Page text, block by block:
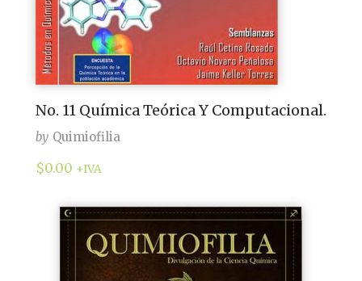
No. 11 Química Teórica Y Computacional.
by Quimiofilia
$0.00 +IVA